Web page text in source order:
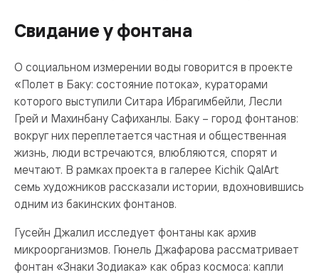
Свидание у фонтана
О социальном измерении воды говорится в проекте
«Полет в Баку: состояние потока», кураторами
которого выступили Ситара Ибрагимбейли, Лесли
Грей и Махинбану Сафиханлы. Баку – город фонтанов:
вокруг них переплетается частная и общественная
жизнь, люди встречаются, влюбляются, спорят и
мечтают. В рамках проекта в галерее Kichik QalArt
семь художников рассказали истории, вдохновившись
одним из бакинских фонтанов.
Гусейн Джалил исследует фонтаны как архив
микроорганизмов. Гюнель Джафарова рассматривает
фонтан «Знаки Зодиака» как образ космоса: капли